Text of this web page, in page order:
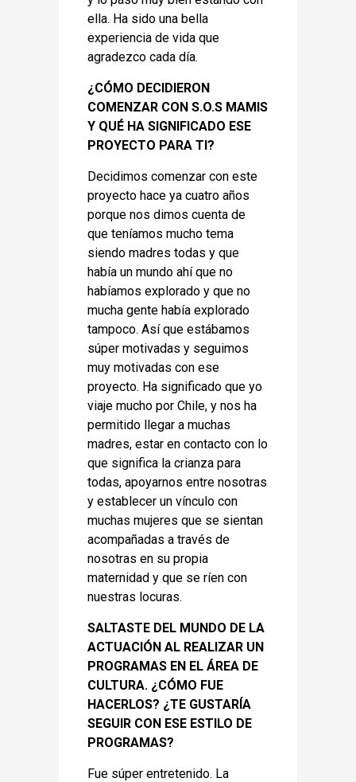
ella. Ha sido una bella
experiencia de vida que
agradezco cada día.
¿CÓMO DECIDIERON
COMENZAR CON S.O.S MAMIS
Y QUÉ HA SIGNIFICADO ESE
PROYECTO PARA TI?
Decidimos comenzar con este
proyecto hace ya cuatro años
porque nos dimos cuenta de
que teníamos mucho tema
siendo madres todas y que
había un mundo ahí que no
habíamos explorado y que no
mucha gente había explorado
tampoco. Así que estábamos
súper motivadas y seguimos
muy motivadas con ese
proyecto. Ha significado que yo
viaje mucho por Chile, y nos ha
permitido llegar a muchas
madres, estar en contacto con lo
que significa la crianza para
todas, apoyarnos entre nosotras
y establecer un vínculo con
muchas mujeres que se sientan
acompañadas a través de
nosotras en su propia
maternidad y que se ríen con
nuestras locuras.
SALTASTE DEL MUNDO DE LA
ACTUACIÓN AL REALIZAR UN
PROGRAMAS EN EL ÁREA DE
CULTURA. ¿CÓMO FUE
HACERLOS? ¿TE GUSTARÍA
SEGUIR CON ESE ESTILO DE
PROGRAMAS?
Fue súper entretenido. La